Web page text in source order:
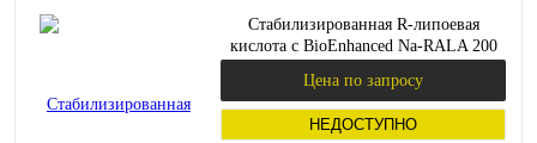
Стабилизированная R-липоевая
кислота с BioEnhanced Na-RALA 200
Цена по запросу
НЕДОСТУПНО